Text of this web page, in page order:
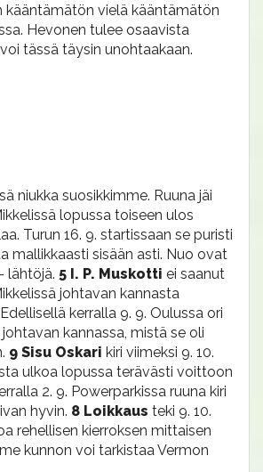
kääntämätön vielä kääntämätön
Hevonen tulee osaavista
tässä täysin unohtaakaan.
niukka suosikkimme. Ruuna jäi
lopussa toiseen ulos
Turun 16. 9. startissaan se puristi
mallikkaasti sisään asti. Nuo ovat
lähtöjä. 5 I. P. Muskotti ei saanut
johtavan kannasta
kerralla 9. 9. Oulussa ori
kannassa, mistä se oli
9 Sisu Oskari kiri viimeksi 9. 10.
ulkoa lopussa terävästi voittoon
2. 9. Powerparkissa ruuna kiri
hyvin. 8 Loikkaus teki 9. 10.
rehellisen kierroksen mittaisen
kunnon voi tarkistaa Vermon